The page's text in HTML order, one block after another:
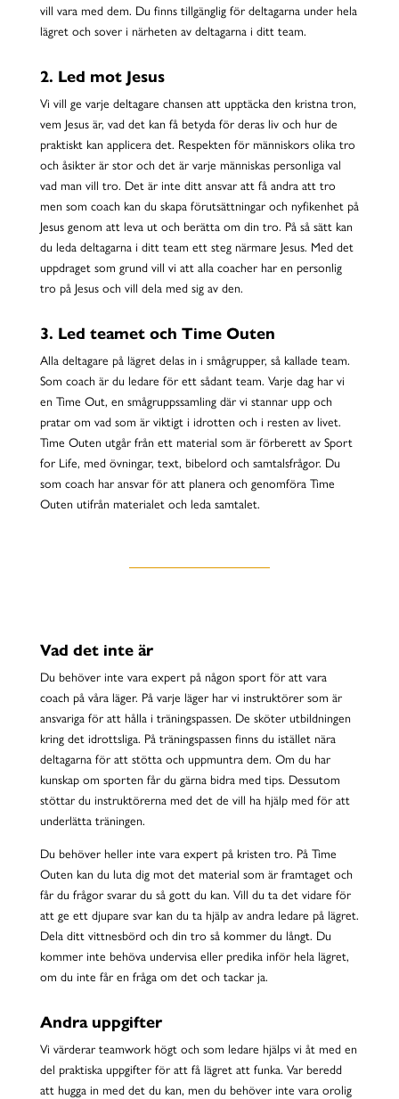
vill vara med dem. Du finns tillgänglig för deltagarna under hela
lägret och sover i närheten av deltagarna i ditt team.
2. Led mot Jesus
Vi vill ge varje deltagare chansen att upptäcka den kristna tron,
vem Jesus är, vad det kan få betyda för deras liv och hur de
praktiskt kan applicera det. Respekten för människors olika tro
och åsikter är stor och det är varje människas personliga val
vad man vill tro. Det är inte ditt ansvar att få andra att tro
men som coach kan du skapa förutsättningar och nyfikenhet på
Jesus genom att leva ut och berätta om din tro. På så sätt kan
du leda deltagarna i ditt team ett steg närmare Jesus. Med det
uppdraget som grund vill vi att alla coacher har en personlig
tro på Jesus och vill dela med sig av den.
3. Led teamet och Time Outen
Alla deltagare på lägret delas in i smågrupper, så kallade team.
Som coach är du ledare för ett sådant team. Varje dag har vi
en Time Out, en smågruppssamling där vi stannar upp och
pratar om vad som är viktigt i idrotten och i resten av livet.
Time Outen utgår från ett material som är förberett av Sport
for Life, med övningar, text, bibelord och samtalsfrågor. Du
som coach har ansvar för att planera och genomföra Time
Outen utifrån materialet och leda samtalet.
Vad det inte är
Du behöver inte vara expert på någon sport för att vara
coach på våra läger. På varje läger har vi instruktörer som är
ansvariga för att hålla i träningspassen. De sköter utbildningen
kring det idrottsliga. På träningspassen finns du istället nära
deltagarna för att stötta och uppmuntra dem. Om du har
kunskap om sporten får du gärna bidra med tips. Dessutom
stöttar du instruktörerna med det de vill ha hjälp med för att
underlätta träningen.
Du behöver heller inte vara expert på kristen tro. På Time
Outen kan du luta dig mot det material som är framtaget och
får du frågor svarar du så gott du kan. Vill du ta det vidare för
att ge ett djupare svar kan du ta hjälp av andra ledare på lägret.
Dela ditt vittnesbörd och din tro så kommer du långt. Du
kommer inte behöva undervisa eller predika inför hela lägret,
om du inte får en fråga om det och tackar ja.
Andra uppgifter
Vi värderar teamwork högt och som ledare hjälps vi åt med en
del praktiska uppgifter för att få lägret att funka. Var beredd
att hugga in med det du kan, men du behöver inte vara orolig